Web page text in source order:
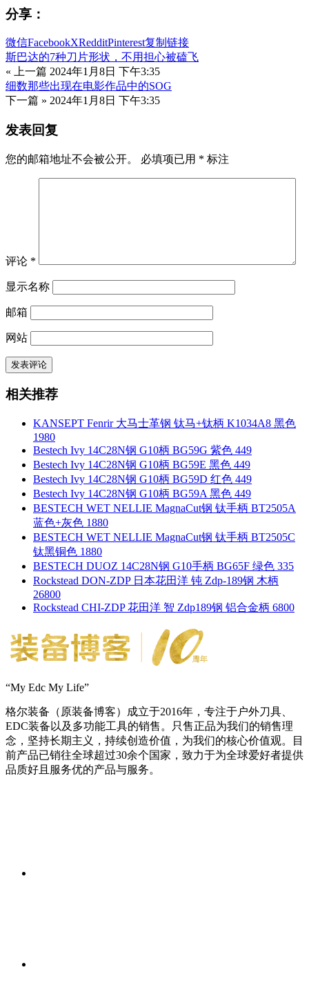
分享：
微信FacebookXRedditPinterest复制链接
斯巴达的7种刀片形状，不用担心被磕飞
« 上一篇 2024年1月8日 下午3:35
细数那些出现在电影作品中的SOG
下一篇 » 2024年1月8日 下午3:35
发表回复
您的邮箱地址不会被公开。 必填项已用 * 标注
评论 *
显示名称
邮箱
网站
相关推荐
KANSEPT Fenrir 大马士革钢 钛马+钛柄 K1034A8 黑色
1980
Bestech Ivy 14C28N钢 G10柄 BG59G 紫色 449
Bestech Ivy 14C28N钢 G10柄 BG59E 黑色 449
Bestech Ivy 14C28N钢 G10柄 BG59D 红色 449
Bestech Ivy 14C28N钢 G10柄 BG59A 黑色 449
BESTECH WET NELLIE MagnaCut钢 钛手柄 BT2505A
蓝色+灰色 1880
BESTECH WET NELLIE MagnaCut钢 钛手柄 BT2505C
钛黑铜色 1880
BESTECH DUOZ 14C28N钢 G10手柄 BG65F 绿色 335
Rockstead DON-ZDP 日本花田洋 钝 Zdp-189钢 木柄
26800
Rockstead CHI-ZDP 花田洋 智 Zdp189钢 铝合金柄 6800
“My Edc My Life”
格尔装备（原装备博客）成立于2016年，专注于户外刀具、
EDC装备以及多功能工具的销售。只售正品为我们的销售理
念，坚持长期主义，持续创造价值，为我们的核心价值观。目
前产品已销往全球超过30余个国家，致力于为全球爱好者提供
品质好且服务优的产品与服务。